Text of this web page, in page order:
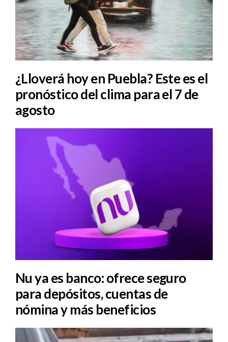
¿Lloverá hoy en Puebla? Este es el
pronóstico del clima para el 7 de
agosto
Nu ya es banco: ofrece seguro
para depósitos, cuentas de
nómina y más beneficios